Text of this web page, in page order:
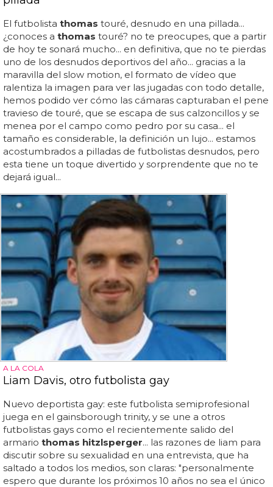
El futbolista thomas touré, desnudo en una pillada...
¿conoces a thomas touré? no te preocupes, que a partir
de hoy te sonará mucho... en definitiva, que no te pierdas
uno de los desnudos deportivos del año... gracias a la
maravilla del slow motion, el formato de vídeo que
ralentiza la imagen para ver las jugadas con todo detalle,
hemos podido ver cómo las cámaras capturaban el pene
travieso de touré, que se escapa de sus calzoncillos y se
menea por el campo como pedro por su casa... el
tamaño es considerable, la definición un lujo... estamos
acostumbrados a pilladas de futbolistas desnudos, pero
esta tiene un toque divertido y sorprendente que no te
dejará igual...
A LA COLA
Liam Davis, otro futbolista gay
Nuevo deportista gay: este futbolista semiprofesional
juega en el gainsborough trinity, y se une a otros
futbolistas gays como el recientemente salido del
armario thomas hitzlsperger... las razones de liam para
discutir sobre su sexualidad en una entrevista, que ha
saltado a todos los medios, son claras: "personalmente
espero que durante los próximos 10 años no sea el único